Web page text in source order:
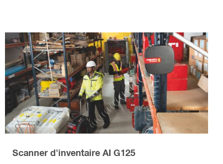
Scanner d'inventaire AI G125